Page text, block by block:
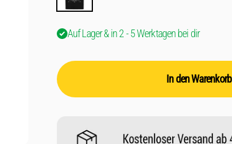
Auf Lager & in 2 - 5 Werktagen bei dir
In den Warenkorb